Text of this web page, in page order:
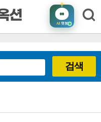
AI챗봇
검색